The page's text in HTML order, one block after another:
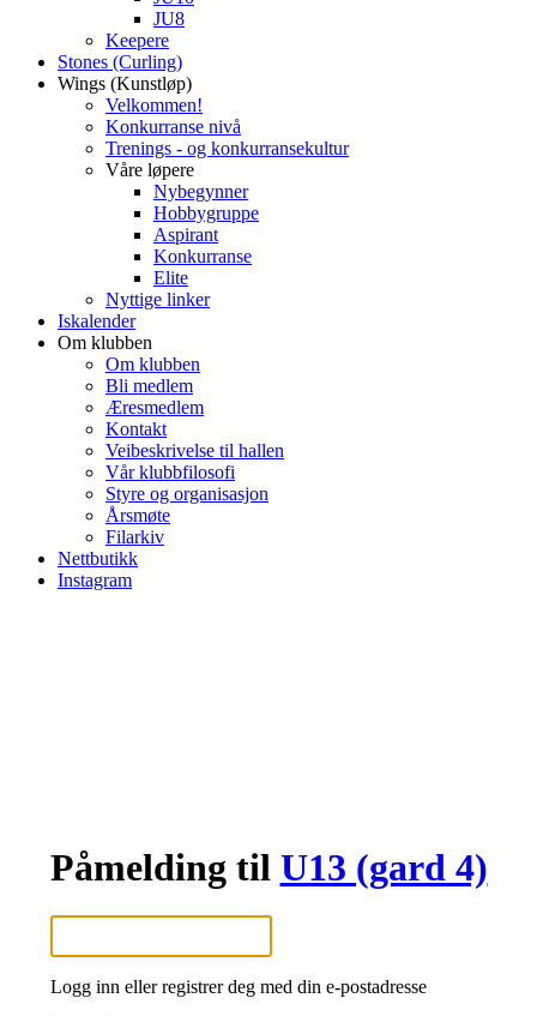
JU8
Keepere
Stones (Curling)
Wings (Kunstløp)
Velkommen!
Konkurranse nivå
Trenings - og konkurransekultur
Våre løpere
Nybegynner
Hobbygruppe
Aspirant
Konkurranse
Elite
Nyttige linker
Iskalender
Om klubben
Om klubben
Bli medlem
Æresmedlem
Kontakt
Veibeskrivelse til hallen
Vår klubbfilosofi
Styre og organisasjon
Årsmøte
Filarkiv
Nettbutikk
Instagram
Påmelding til U13 (gard 4)
Logg inn eller registrer deg med din e-postadresse